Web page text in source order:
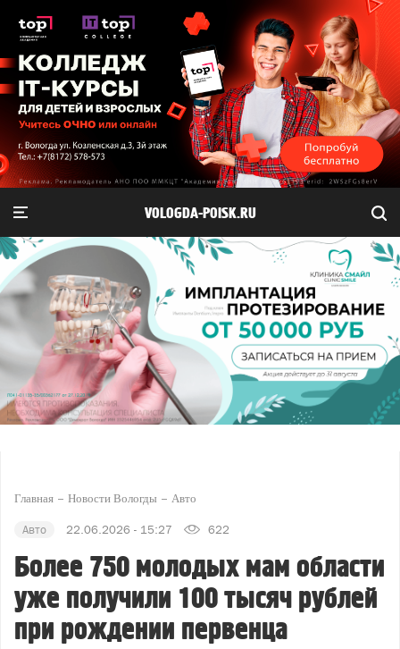
VOLOGDA-POISK.RU
Главная Новости Вологды Авто
Авто 22.06.2026 - 15:27 622
Более 750 молодых мам области
уже получили 100 тысяч рублей
при рождении первенца